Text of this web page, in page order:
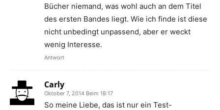
Bücher niemand, was wohl auch an dem Titel
des ersten Bandes liegt. Wie ich finde ist diese
nicht unbedingt unpassend, aber er weckt
wenig Interesse.
Antwort
Carly
Oktober 7, 2014 Beim 18:17
So meine Liebe, das ist nur ein Test-